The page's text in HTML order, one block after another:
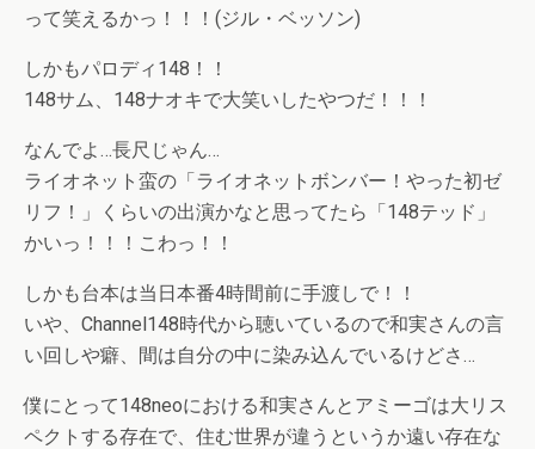
って笑えるかっ！！！(ジル・ベッソン)
しかもパロディ148！！
148サム、148ナオキで大笑いしたやつだ！！！
なんでよ…長尺じゃん…
ライオネット蛮の「ライオネットボンバー！やった初ゼ
リフ！」くらいの出演かなと思ってたら「148テッド」
かいっ！！！こわっ！！
しかも台本は当日本番4時間前に手渡しで！！
いや、Channel148時代から聴いているので和実さんの言
い回しや癖、間は自分の中に染み込んでいるけどさ…
僕にとって148neoにおける和実さんとアミーゴは大リス
ペクトする存在で、住む世界が違うというか遠い存在な